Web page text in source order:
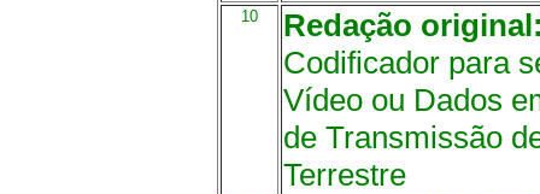
10
Redação
Codificador para
Vídeo ou Dados
de Transmissão
Terrestre